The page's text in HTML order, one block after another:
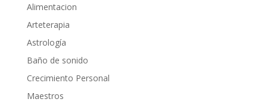
Alimentacion
Arteterapia
Astrología
Baño de sonido
Crecimiento Personal
Maestros